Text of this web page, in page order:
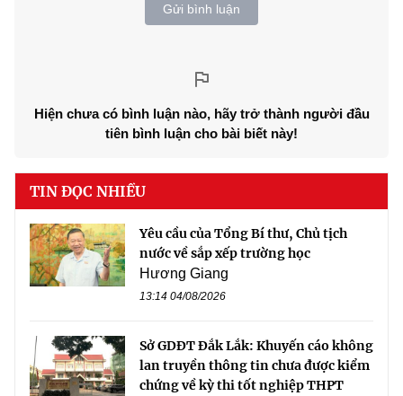
Gửi bình luận
Hiện chưa có bình luận nào, hãy trở thành người đầu
tiên bình luận cho bài biết này!
TIN ĐỌC NHIỀU
Yêu cầu của Tổng Bí thư, Chủ tịch
nước về sắp xếp trường học
Hương Giang
13:14 04/08/2026
Sở GDĐT Đắk Lắk: Khuyến cáo không
lan truyền thông tin chưa được kiểm
chứng về kỳ thi tốt nghiệp THPT